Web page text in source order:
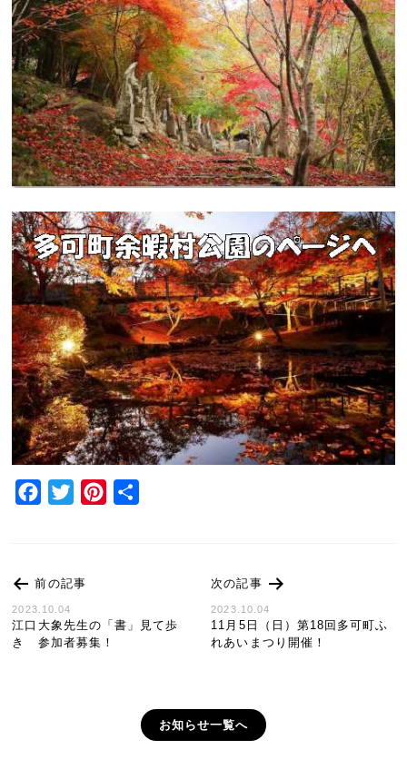
Facebook
TwitterPinterest
前の記事
2023.10.04
江口大象先生の「書」見て歩
き 参加者募集！
次の記事
2023.10.04
11月5日（日）第18回多可町ふ
れあいまつり開催！
お知らせ一覧へ